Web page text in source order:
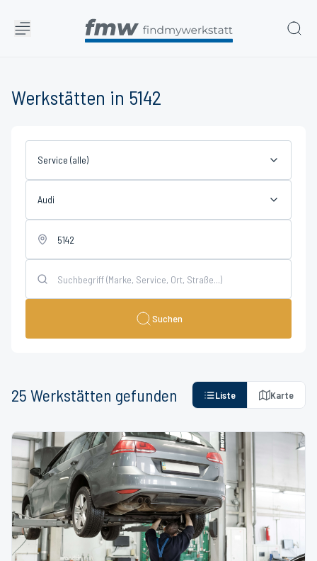
Werkstätten in 5142
Service (alle)
Audi
Suchen
25 Werkstätten gefunden Liste Karte